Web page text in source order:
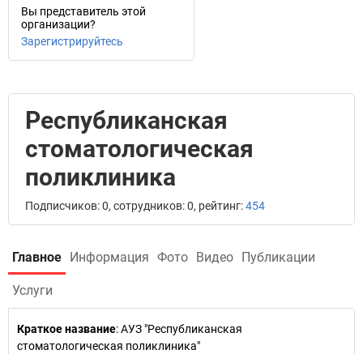
Вы представитель этой
организации?
Зарегистрируйтесь
Республиканская
стоматологическая
поликлиника
Подписчиков: 0, сотрудников: 0, рейтинг:454
Главное Информация Фото Видео Публикации
Услуги
Краткое название:АУЗ "Республиканская
стоматологическая поликлиника"